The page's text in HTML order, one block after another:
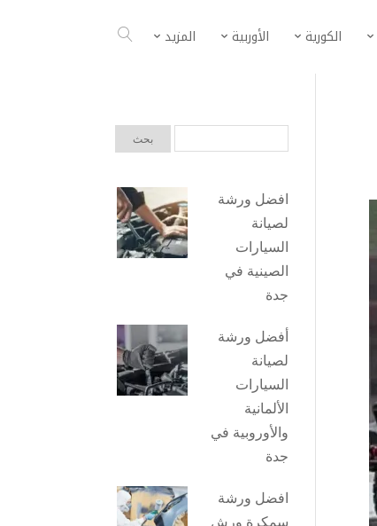
الكورية الأوربية المزيد
افضل ورشة
لصيانة
السيارات
الصينية في
جدة
أفضل ورشة
لصيانة
السيارات
الألمانية
والأوروبية في
جدة
افضل ورشة
سمكرة ورش